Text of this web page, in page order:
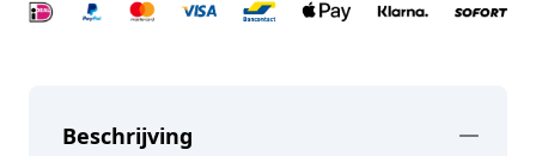
Beschrijving